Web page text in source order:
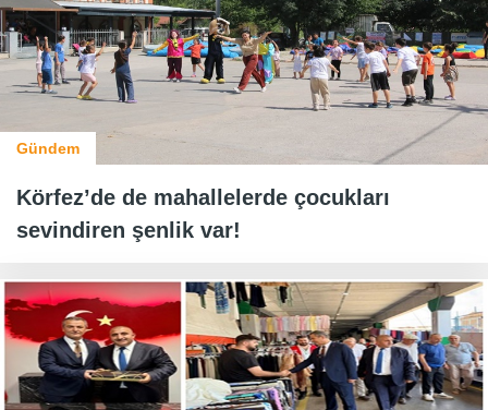
Gündem
Körfez’de de mahallelerde çocukları
sevindiren şenlik var!